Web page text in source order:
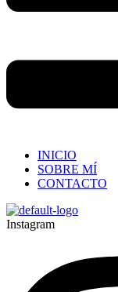
INICIO
SOBRE MÍ
CONTACTO
Instagram